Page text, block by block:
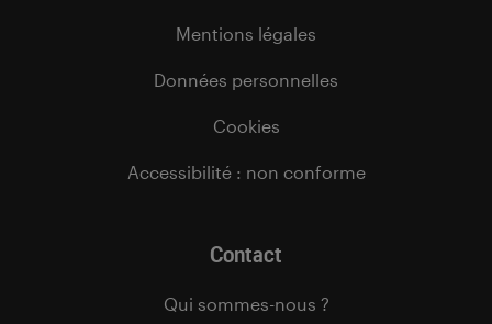
Mentions légales
Données personnelles
Cookies
Accessibilité : non conforme
Contact
Qui sommes-nous ?